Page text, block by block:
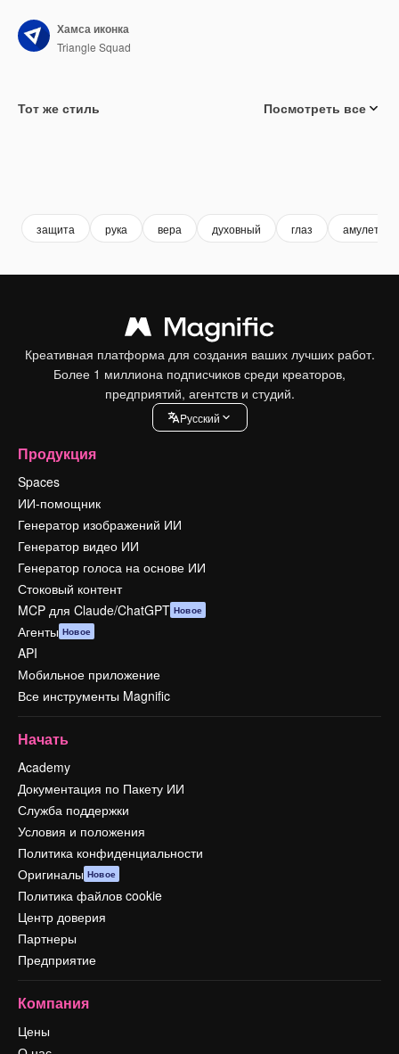
Хамса иконка
Triangle Squad
Тот же стиль Посмотреть все
защита рука вера духовный глаз амулет
Креативная платформа для создания ваших лучших работ.
Более 1 миллиона подписчиков среди креаторов,
предприятий, агентств и студий.
Pусский
Продукция
Spaces
ИИ-помощник
Генератор изображений ИИ
Генератор видео ИИ
Генератор голоса на основе ИИ
Стоковый контент
MCP для Claude/ChatGPT Новое
Агенты Новое
API
Мобильное приложение
Все инструменты Magnific
Начать
Academy
Документация по Пакету ИИ
Служба поддержки
Условия и положения
Политика конфиденциальности
Оригиналы Новое
Политика файлов cookie
Центр доверия
Партнеры
Предприятие
Компания
Цены